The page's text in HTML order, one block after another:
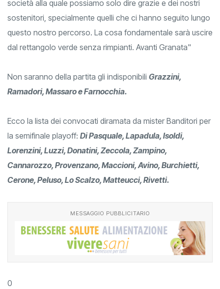
società alla quale possiamo solo dire grazie e dei nostri
sostenitori, specialmente quelli che ci hanno seguito lungo
questo nostro percorso. La cosa fondamentale sarà uscire
dal rettangolo verde senza rimpianti. Avanti Granata"
Non saranno della partita gli indisponibili Grazzini,
Ramadori, Massaro e Farnocchia.
Ecco la lista dei convocati diramata da mister Banditori per
la semifinale playoff: Di Pasquale, Lapadula, Isoldi,
Lorenzini, Luzzi, Donatini, Zeccola, Zampino,
Cannarozzo, Provenzano, Maccioni, Avino, Burchietti,
Cerone, Peluso, Lo Scalzo, Matteucci, Rivetti.
MESSAGGIO PUBBLICITARIO
0